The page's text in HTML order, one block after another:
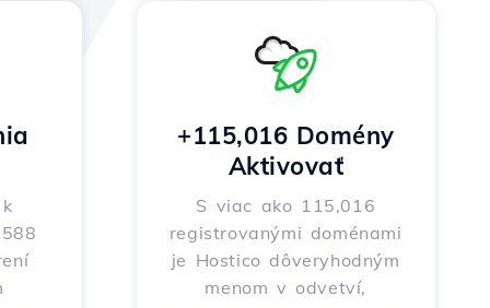
+115,016 Domény
Aktivovať
S viac ako 115,016
registrovanými doménami
je Hostico dôveryhodným
menom v odvetví,